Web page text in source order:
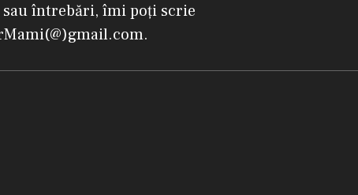
întrebări, îmi poți scrie